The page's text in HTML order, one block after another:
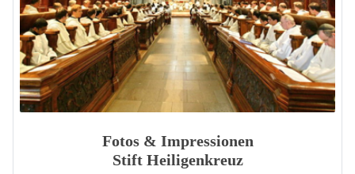
Fotos & Impressionen
Stift Heiligenkreuz